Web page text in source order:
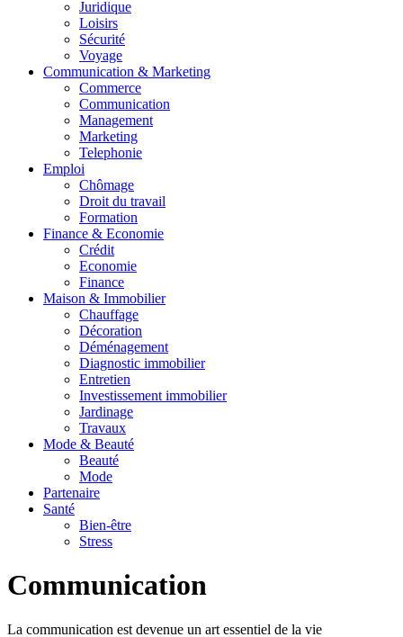
Juridique
Loisirs
Sécurité
Voyage
Communication & Marketing
Commerce
Communication
Management
Marketing
Telephonie
Emploi
Chômage
Droit du travail
Formation
Finance & Economie
Crédit
Economie
Finance
Maison & Immobilier
Chauffage
Décoration
Déménagement
Diagnostic immobilier
Entretien
Investissement immobilier
Jardinage
Travaux
Mode & Beauté
Beauté
Mode
Partenaire
Santé
Bien-être
Stress
Communication
La communication est devenue un art essentiel de la vie